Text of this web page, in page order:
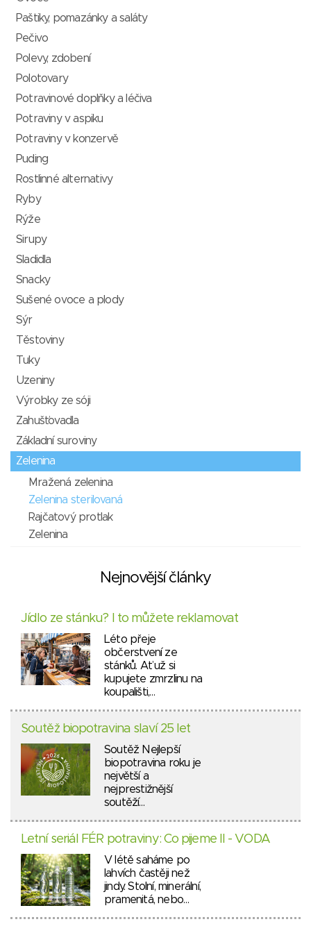
Paštiky, pomazánky a saláty
Pečivo
Polevy, zdobení
Polotovary
Potravinové doplňky a léčiva
Potraviny v aspiku
Potraviny v konzervě
Puding
Rostlinné alternativy
Ryby
Rýže
Sirupy
Sladidla
Snacky
Sušené ovoce a plody
Sýr
Těstoviny
Tuky
Uzeniny
Výrobky ze sóji
Zahušťovadla
Základní suroviny
Zelenina
Mražená zelenina
Zelenina sterilovaná
Rajčatový protlak
Zelenina
Nejnovější články
Jídlo ze stánku? I to můžete reklamovat
Léto přeje
občerstvení ze
stánků. Ať už si
kupujete zmrzlinu na
koupališti,…
Soutěž biopotravina slaví 25 let
Soutěž Nejlepší
biopotravina roku je
největší a
nejprestižnější
soutěží…
Letní seriál FÉR potraviny: Co pijeme II - VODA
V létě saháme po
lahvích častěji než
jindy. Stolní, minerální,
pramenitá, nebo…